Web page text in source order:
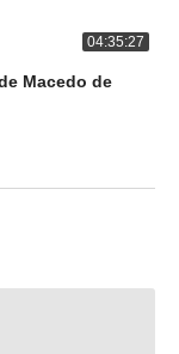
04:35:27
Macedo de